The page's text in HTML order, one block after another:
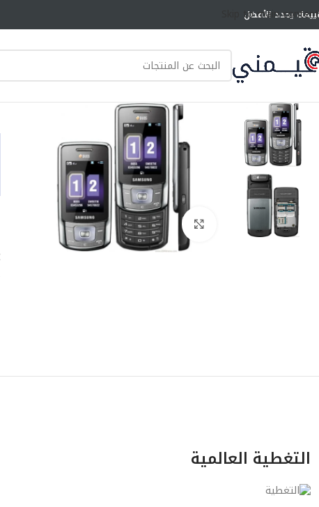
Skip to main content
يحدد الأفضل
انقر للتكبير
التغطية العالمية